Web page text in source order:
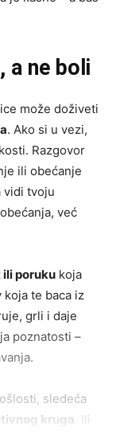
a ne boli
može doživeti
. Ako si u vezi,
Razgovor
ili obećanje
vidi tvoju
već
ili poruku koja
koja te baca iz
grli i daje
poznatosti –
sledeća
kruga
. Ili